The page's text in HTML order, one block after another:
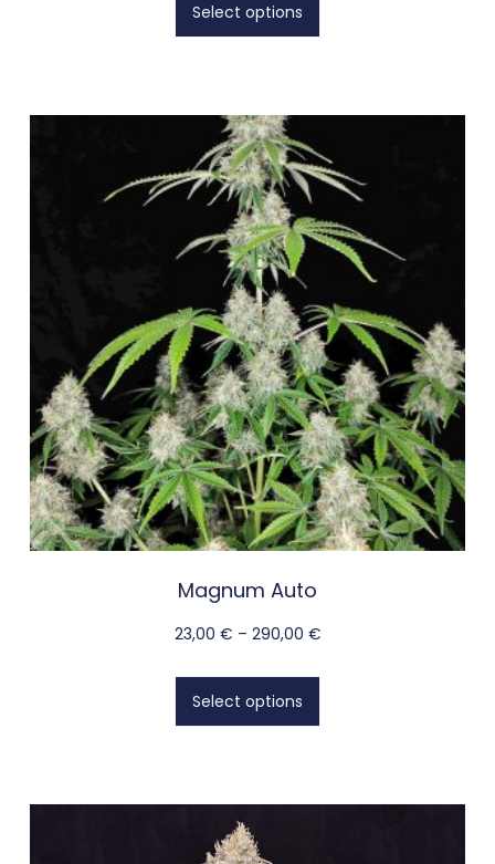
Select options
Magnum Auto
23,00 € – 290,00 €
Select options